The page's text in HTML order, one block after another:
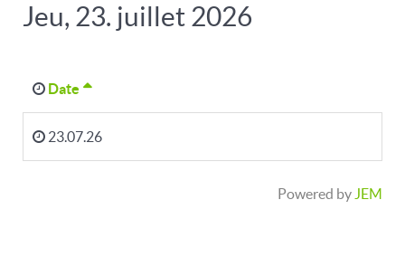
Jeu, 23. juillet 2026
Date
23.07.26
Powered by JEM